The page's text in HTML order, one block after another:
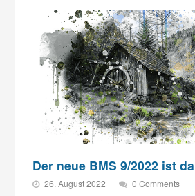
Der neue BMS 9/2022 ist da
26. August 2022 0 Comments